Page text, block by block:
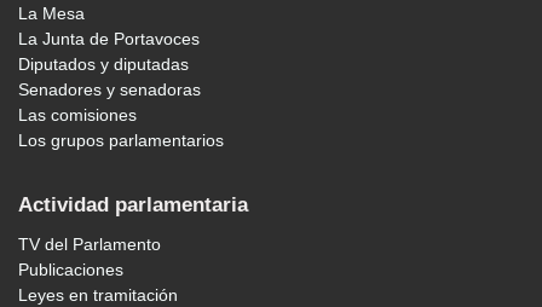
La Mesa
La Junta de Portavoces
Diputados y diputadas
Senadores y senadoras
Las comisiones
Los grupos parlamentarios
Actividad parlamentaria
TV del Parlamento
Publicaciones
Leyes en tramitación